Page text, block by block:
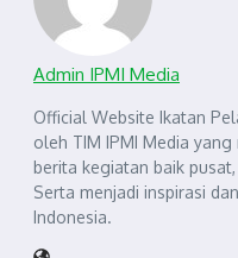
Admin IPMI Media
Official Website Ikatan
oleh TIM IPMI Media
berita kegiatan baik
Serta menjadi inspirasi
Indonesia.